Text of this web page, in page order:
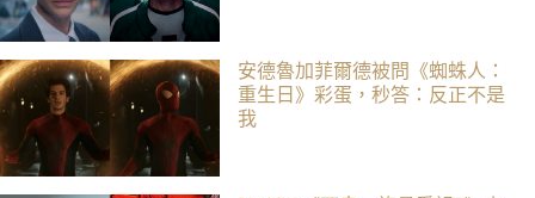
安德魯加菲爾德被問《蜘蛛人：
重生日》彩蛋，秒答：反正不是
我